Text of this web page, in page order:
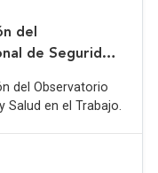
del
de Seguridad
del Observatorio
Salud en el Trabajo.